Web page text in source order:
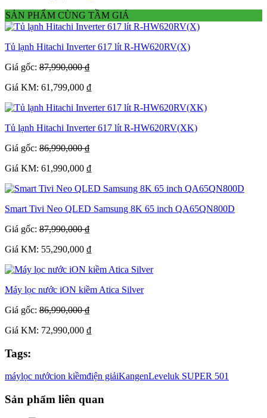
SẢN PHẨM CÙNG TẦM GIÁ
Tủ lạnh Hitachi Inverter 617 lít R-HW620RV(X)
Giá gốc: 87,990,000 ₫
Giá KM: 61,799,000 ₫
Tủ lạnh Hitachi Inverter 617 lít R-HW620RV(XK)
Giá gốc: 86,990,000 ₫
Giá KM: 61,990,000 ₫
Smart Tivi Neo QLED Samsung 8K 65 inch QA65QN800D
Giá gốc: 87,990,000 ₫
Giá KM: 55,290,000 ₫
Máy lọc nước iON kiềm Atica Silver
Giá gốc: 86,990,000 ₫
Giá KM: 72,990,000 ₫
Tags:
máylọc nướcion kiềmđiện giảiKangenLeveluk SUPER 501
Sản phẩm liên quan